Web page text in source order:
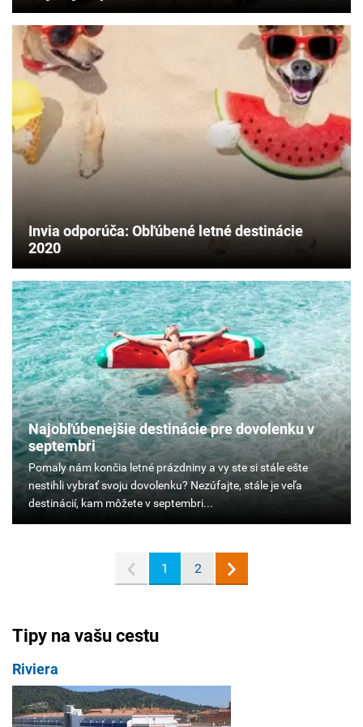
Invia odporúča: Obľúbené letné destinácie
2020
Najobľúbenejšie destinácie pre dovolenku v
septembri
Pomaly
nám
končia
ešte
nestihli
svoju
dovolenku?
1 2
Tipy na vašu cestu
Riviera